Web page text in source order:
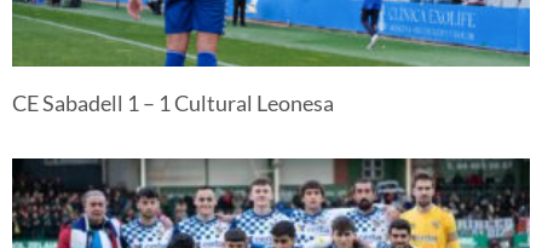
CE Sabadell 1 – 1 Cultural Leonesa